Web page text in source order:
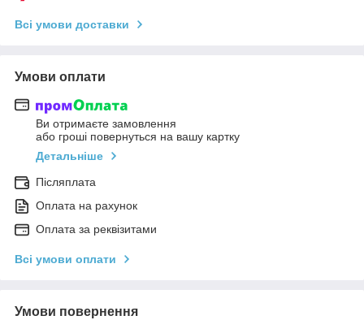
Всі умови доставки
Умови оплати
Ви отримаєте замовлення
або гроші повернуться на вашу картку
Детальніше
Післяплата
Оплата на рахунок
Оплата за реквізитами
Всі умови оплати
Умови повернення